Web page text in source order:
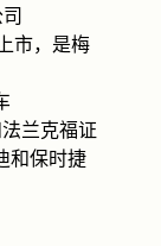
市，是梅
兰克福证
和保时捷